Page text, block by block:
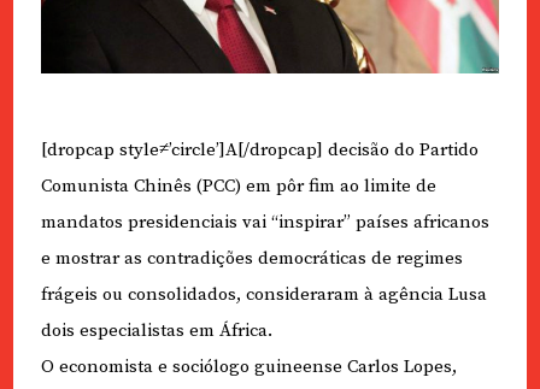
[dropcap style≠’circle’]A[/dropcap] decisão do Partido
Comunista Chinês (PCC) em pôr fim ao limite de
mandatos presidenciais vai “inspirar” países africanos
e mostrar as contradições democráticas de regimes
frágeis ou consolidados, consideraram à agência Lusa
dois especialistas em África.
O economista e sociólogo guineense Carlos Lopes,